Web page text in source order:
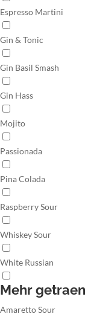
Espresso Martini
Gin & Tonic
Gin Basil Smash
Gin Hass
Mojito
Passionada
Pina Colada
Raspberry Sour
Whiskey Sour
White Russian
Mehr
Amaretto Sour